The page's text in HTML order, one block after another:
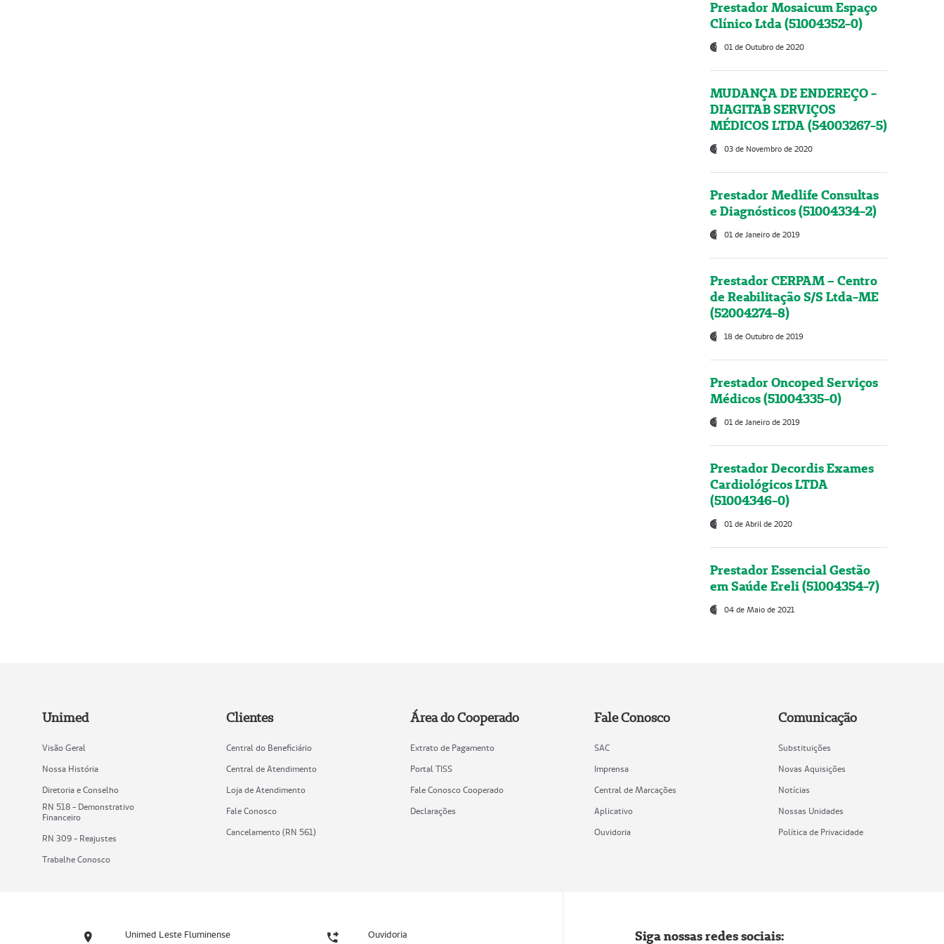
Prestador Mosaicum Espaço
Clínico Ltda (51004352-0)
01 de Outubro de 2020
MUDANÇA DE ENDEREÇO -
DIAGITAB SERVIÇOS
MÉDICOS LTDA (54003267-5)
03 de Novembro de 2020
Prestador Medlife Consultas
e Diagnósticos (51004334-2)
01 de Janeiro de 2019
Prestador CERPAM – Centro
de Reabilitação S/S Ltda-ME
(52004274-8)
18 de Outubro de 2019
Prestador Oncoped Serviços
Médicos (51004335-0)
01 de Janeiro de 2019
Prestador Decordis Exames
Cardiológicos LTDA
(51004346-0)
01 de Abril de 2020
Prestador Essencial Gestão
em Saúde Ereli (51004354-7)
04 de Maio de 2021
Unimed
Visão Geral
Nossa História
Diretoria e Conselho
RN 518 - Demonstrativo
Financeiro
RN 309 - Reajustes
Trabalhe Conosco
Clientes
Central do Beneficiário
Central de Atendimento
Loja de Atendimento
Fale Conosco
Cancelamento (RN 561)
Área do Cooperado
Extrato de Pagamento
Portal TISS
Fale Conosco Cooperado
Declarações
Fale Conosco
SAC
Imprensa
Central de Marcações
Aplicativo
Ouvidoria
Comunicação
Substituições
Novas Aquisições
Notícias
Nossas Unidades
Política de Privacidade
Unimed Leste Fluminense Ouvidoria Siga nossas redes sociais: